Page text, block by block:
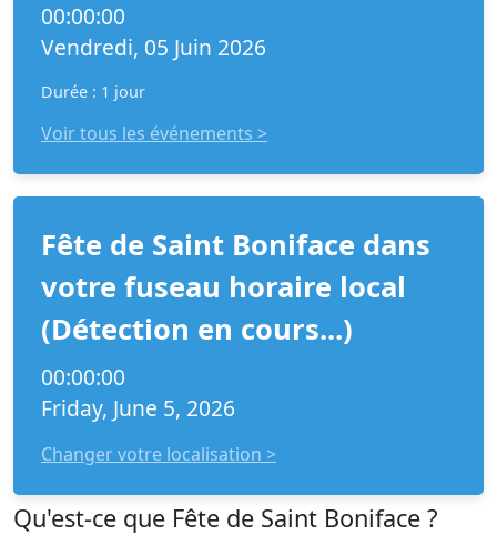
00:00:00
Vendredi, 05 Juin 2026
Durée : 1 jour
Voir tous les événements >
Fête de Saint Boniface dans
votre fuseau horaire local
(Détection en cours...)
00:00:00
Friday, June 5, 2026
Changer votre localisation >
Qu'est-ce que Fête de Saint Boniface ?